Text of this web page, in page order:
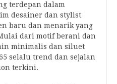
terdepan dalam
desainer dan stylist
baru dan menarik yang
dari motif berani dan
minimalis dan siluet
selalu trend dan sejalan
terkini.